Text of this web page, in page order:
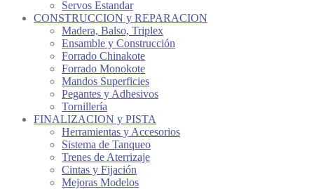
Servos Estandar
CONSTRUCCION y REPARACION
Madera, Balso, Triplex
Ensamble y Construcción
Forrado Chinakote
Forrado Monokote
Mandos Superficies
Pegantes y Adhesivos
Tornillería
FINALIZACION y PISTA
Herramientas y Accesorios
Sistema de Tanqueo
Trenes de Aterrizaje
Cintas y Fijación
Mejoras Modelos